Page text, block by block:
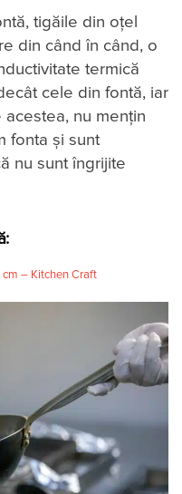
tigăile din oțel
din când în când, o
termică
cele din fontă, iar
nu mențin
fonta și sunt
nu sunt îngrijite
cm – Kitchen Craft